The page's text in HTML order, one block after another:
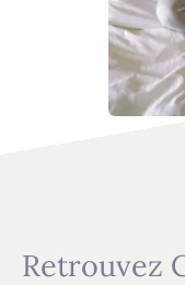
Retrouvez